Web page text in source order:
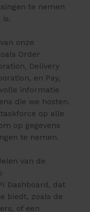
te nemen
is.
onze
Order
Delivery
en Pay,
informatie
die we hosten.
op alle
op gegevens
te nemen.
van de
Dashboard, dat
biedt, zoals de
of een